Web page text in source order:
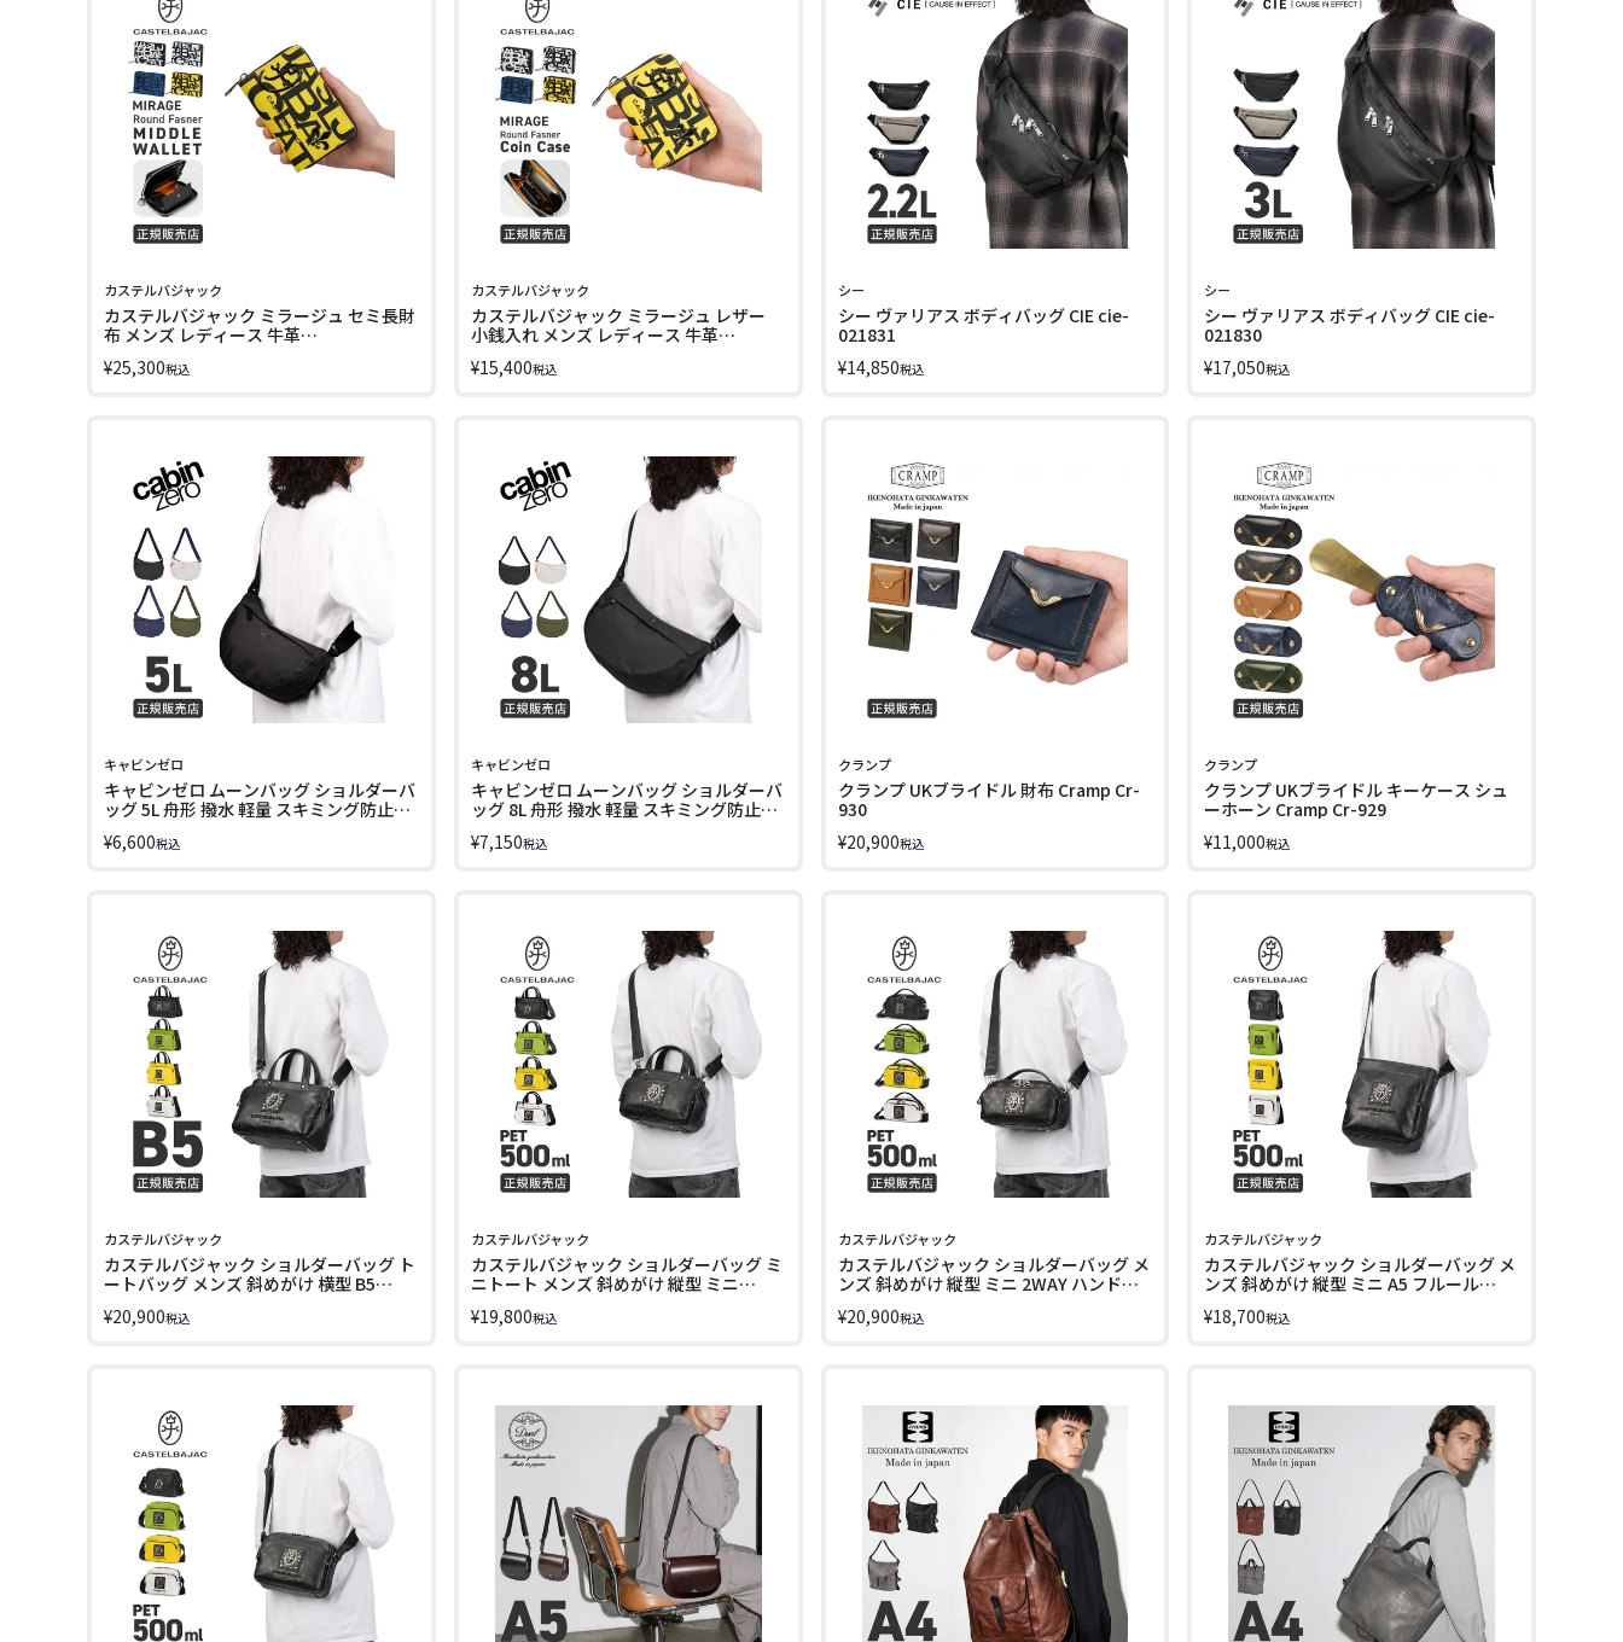
カステルバジャック
カステルバジャック ミラージュ セミ長財
布 メンズ レディース 牛革
¥25,300税込
カステルバジャック
カステルバジャック ミラージュ レザー
小銭入れ メンズ レディース 牛革
¥15,400税込
シー
シー ヴァリアス ボディバッグ CIE cie-
021831
¥14,850税込
シー
シー ヴァリアス ボディバッグ CIE cie-
021830
¥17,050税込
キャビンゼロ
キャビンゼロ ムーンバッグ ショルダーバ
ッグ 5L 舟形 撥水 軽量 スキミング防止
¥6,600税込
キャビンゼロ
キャビンゼロ ムーンバッグ ショルダーバ
ッグ 8L 舟形 撥水 軽量 スキミング防止
¥7,150税込
クランプ
クランプ UKブライドル 財布 Cramp Cr-
930
¥20,900税込
クランプ
クランプ UKブライドル キーケース シュ
ーホーン Cramp Cr-929
¥11,000税込
カステルバジャック
カステルバジャック ショルダーバッグ ト
ートバッグ メンズ 斜めがけ 横型 B5
042522 LINECPN
¥20,900税込
カステルバジャック
カステルバジャック ショルダーバッグ ミ
ニトート メンズ 斜めがけ 縦型 ミニ
042521 LINECPN
¥19,800税込
カステルバジャック
カステルバジャック ショルダーバッグ メ
ンズ 斜めがけ 縦型 ミニ 2WAY ハンドバ
042123 LINECPN
¥20,900税込
カステルバジャック
カステルバジャック ショルダーバッグ メ
ンズ 斜めがけ 縦型 ミニ A5 フルール
¥18,700税込